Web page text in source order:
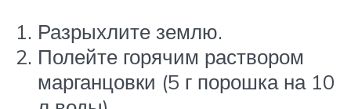
Разрыхлите землю.
Полейте горячим раствором
марганцовки (5 г порошка на 10